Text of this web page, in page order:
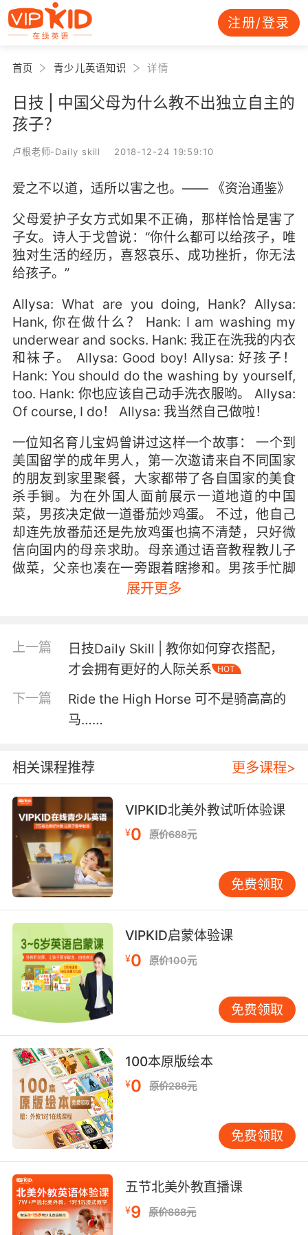
注册/登录
首页 青少儿英语知识 详情
日技 | 中国父母为什么教不出独立自主的
孩子？
卢根老师-Daily skill 2018-12-24 19:59:10
爱之不以道，适所以害之也。—— 《资治通鉴》
父母爱护子女方式如果不正确，那样恰恰是害了
子女。诗人于戈曾说：“你什么都可以给孩子，唯
独对生活的经历，喜怒哀乐、成功挫折，你无法
给孩子。”
Allysa: What are you doing, Hank? Allysa:
Hank, 你在做什么？ Hank: I am washing my
underwear and socks. Hank: 我正在洗我的内衣
和袜子。 Allysa: Good boy! Allysa: 好孩子！
Hank: You should do the washing by yourself,
too. Hank: 你也应该自己动手洗衣服哟。 Allysa:
Of course, I do！ Allysa: 我当然自己做啦！
一位知名育儿宝妈曾讲过这样一个故事： 一个到
美国留学的成年男人，第一次邀请来自不同国家
的朋友到家里聚餐，大家都带了各自国家的美食
杀手锏。为在外国人面前展示一道地道的中国
菜，男孩决定做一道番茄炒鸡蛋。 不过，他自己
却连先放番茄还是先放鸡蛋也搞不清楚，只好微
信向国内的母亲求助。母亲通过语音教程教儿子
做菜，父亲也凑在一旁跟着瞎掺和。男孩手忙脚
乱，什么也听不清。 外国朋友们马上就到了，男
是，在爸爸妈妈的帮助下，男孩顺利做好了番茄
炒鸡蛋，以地道的中国美食赢得朋友们的肯定和
赞赏。 这时，有个朋友问到中美两国的时差，男
孩才想到，就在他和朋友们聚餐的这个白昼，中
国应该是万籁俱寂的深夜，爸爸妈妈是在凌晨4点
起床为他录制的视频。 感动吗？很多人都感动得
都不会做，遇到问题了不懂得自己上网搜索解
决，还只是一味地找妈妈，这不是留学生，这是
巨婴。
然而，究其根本，还是父母对他的溺爱，估计这
个男孩从小到大也是十指不沾阳春水吧。 孩子最
终会离开父母独自生活，自理能力是孩子最基本
的生存需要。所以，父母对孩子的爱，最终目的
立成长，坚强面对未来的风雨，有能力解决遇见
的问题，而不是留在我们身边，当一个“巨婴”。
如何引导6-10岁的孩子做家务呢？让孩子明白自
己在家中的责任，妈妈可以适当地向孩子示弱。
在《蜡笔小新》第二季中，小新妈妈想让小新把
自己弄脏的卫生间打扫干净，但是小新并不愿
小新妈妈并没有因此而强迫他，反而适当向小新
示弱，让小新明白自己的责任：
这番话成功点燃小新的自信和责任感，才明白原
来妈妈对自己的期望这么高，自然更愿意完成妈
妈所布置的任务。
在教育孩子做家务这件事上，家长适当的示弱，
会让孩子更有责任感和成就感。 孩子的眼睛是录
像机，耳朵是录音机，父母个人的言行，对孩子
展开更多
上一篇
日技Daily Skill | 教你如何穿衣搭配，
才会拥有更好的人际关系
HOT
下一篇
Ride the High Horse 可不是骑高高的
马……
相关课程推荐 更多课程>
VIPKID北美外教试听体验课
¥0 原价688元
免费领取
VIPKID启蒙体验课
¥0 原价100元
免费领取
100本原版绘本
¥0 原价288元
免费领取
五节北美外教直播课
¥9 原价888元